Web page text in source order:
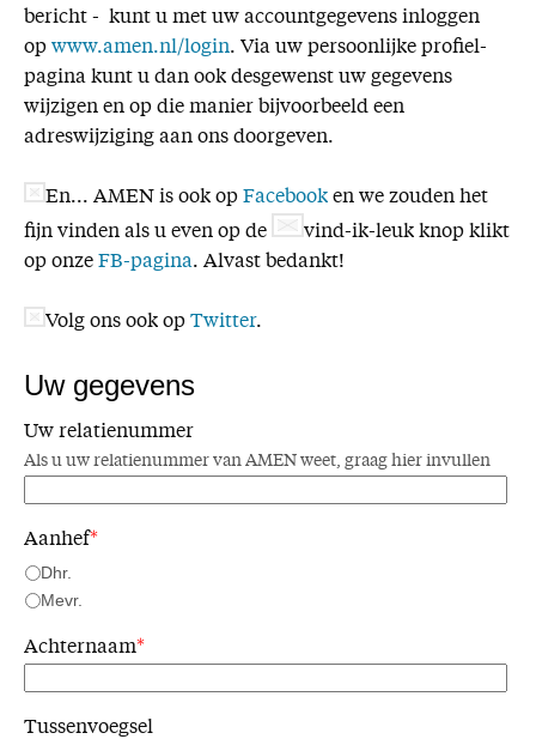
Bijbelstudieagenda
bericht - kunt u met uw accountgegevens inloggen
op www.amen.nl/login. Via uw persoonlijke profiel-
pagina kunt u dan ook desgewenst uw gegevens
wijzigen en op die manier bijvoorbeeld een
adreswijziging aan ons doorgeven.
En... AMEN is ook op Facebook en we zouden het
fijn vinden als u even op de
vind-ik-leuk knop klikt
op onze FB-pagina. Alvast bedankt!
Volg ons ook op Twitter.
Uw gegevens
Uw relatienummer
Als u uw relatienummer van AMEN weet, graag hier invullen
Aanhef*
Dhr.
Mevr.
Achternaam*
Tussenvoegsel